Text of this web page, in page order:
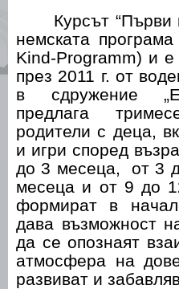
Курсът “Първи
немската програма
Kind-Programm) и е
през 2011 г. от
в сдружение
предлага
родители с деца,
и игри според
до 3 месеца,
от 3
месеца и от 9 до
формират в
дава възможност
да се опознаят
атмосфера на
развиват и